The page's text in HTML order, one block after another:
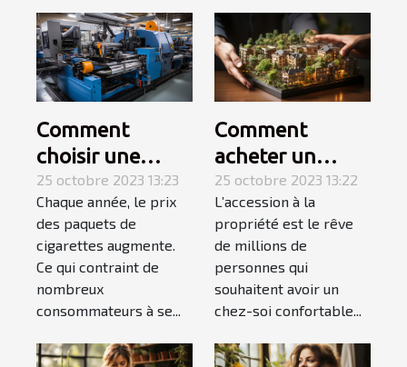
Comment
choisir une
tubeuse
électrique ?
25 octobre 2023 13:23
Chaque année, le prix
des paquets de
cigarettes augmente.
Ce qui contraint de
nombreux
consommateurs à se...
Comment
acheter un
appartement ? 3
étapes pour
faire le meilleur
choix
25 octobre 2023 13:22
L’accession à la
propriété est le rêve
de millions de
personnes qui
souhaitent avoir un
chez-soi confortable...